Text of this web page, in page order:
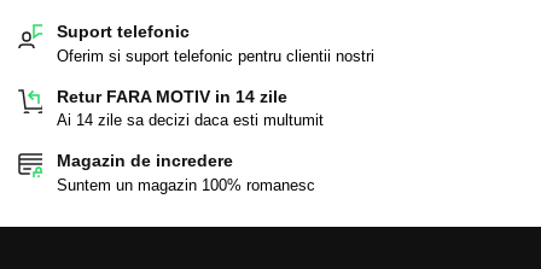
Suport telefonic
Oferim si suport telefonic pentru clientii nostri
Retur FARA MOTIV in 14 zile
Ai 14 zile sa decizi daca esti multumit
Magazin de incredere
Suntem un magazin 100% romanesc